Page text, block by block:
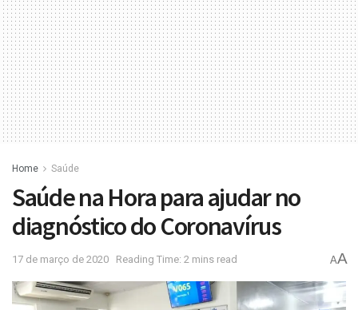
Home Saúde
Saúde na Hora para ajudar no
diagnóstico do Coronavírus
17 de março de 2020 Reading Time: 2 mins read AA